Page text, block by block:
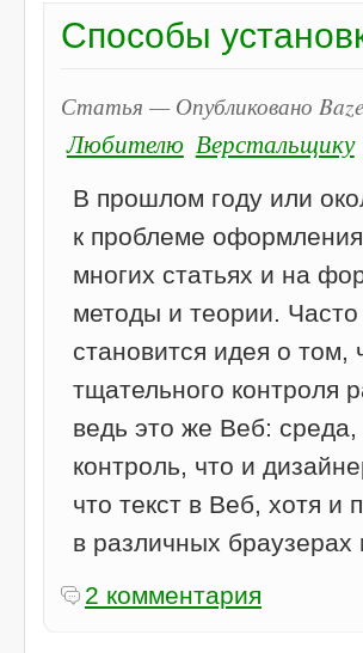
Способы
Статья — Опубликовано
Любителю Верстальщику
В прошлом году или
к проблеме
многих статьях и на
методы и теории.
становится идея о
тщательного контроля
ведь это же Веб:
контроль, что и
что текст в Веб, хотя и
в различных
2 комментария